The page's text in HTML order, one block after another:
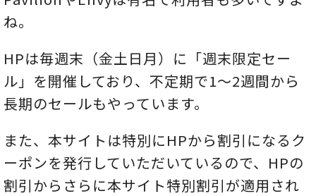
ね。
HPは毎週末（金土日月）に「週末限定セー
ル」を開催しており、不定期で1～2週間から
長期のセールもやっています。
また、本サイトは特別にHPから割引になるク
ーポンを発行していただいているので、HPの
割引からさらに本サイト特別割引が適用され